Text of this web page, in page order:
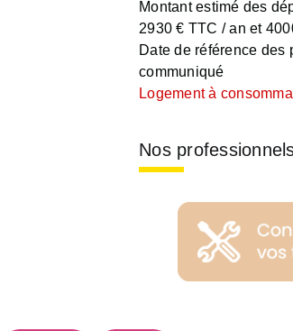
Montant estimé des
2930 € TTC / an et
Date de référence des
communiqué
Logement à
Nos